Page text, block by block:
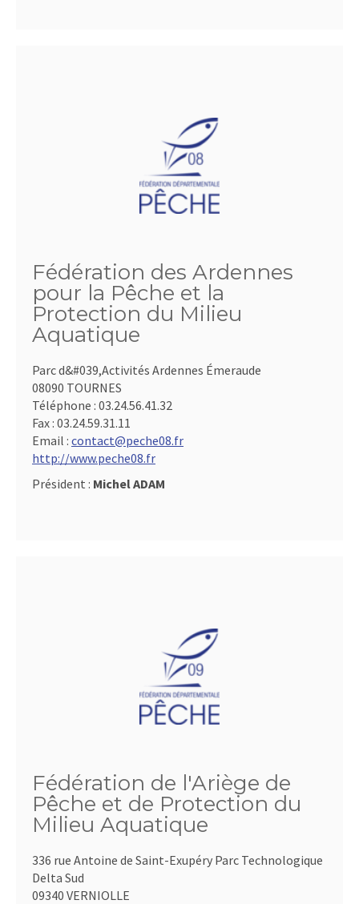
Fédération des Ardennes
pour la Pêche et la
Protection du Milieu
Aquatique
Parc d&#039,Activités Ardennes Émeraude
08090 TOURNES
Téléphone : 03.24.56.41.32
Fax : 03.24.59.31.11
Email : contact@peche08.fr
http://www.peche08.fr
Président : Michel ADAM
Fédération de l'Ariège de
Pêche et de Protection du
Milieu Aquatique
336 rue Antoine de Saint-Exupéry Parc Technologique
Delta Sud
09340 VERNIOLLE